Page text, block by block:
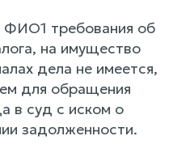
ФИО1 требования об
на имущество
дела не имеется,
для обращения
в суд с иском о
задолженности.